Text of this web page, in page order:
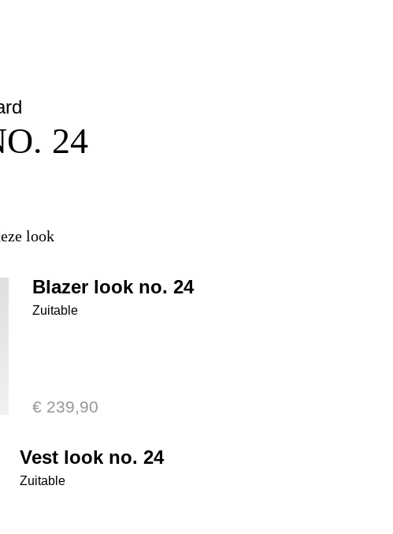
24
look
Blazer look no. 24
Zuitable
€ 239,90
Vest look no. 24
Zuitable